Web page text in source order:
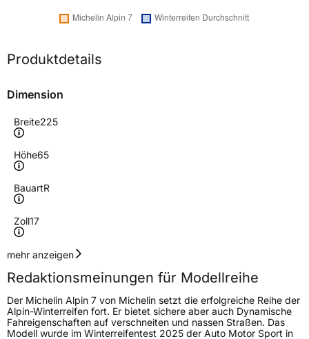
Produktdetails
Dimension
Breite225
Höhe65
BauartR
Zoll17
Geschwindigkeitsindex
Höchstgeschwindigkeit
210 km/h
Lastindex106
mehr anzeigen
Redaktionsmeinungen für Modellreihe
Der Michelin Alpin 7 von Michelin setzt die erfolgreiche Reihe der
Alpin-Winterreifen fort. Er bietet sichere aber auch Dynamische
Fahreigenschaften auf verschneiten und nassen Straßen. Das
Modell wurde im Winterreifentest 2025 der Auto Motor Sport in